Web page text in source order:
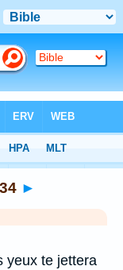
►
yeux te jettera